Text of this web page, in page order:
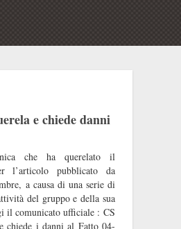
e chiede danni
che ha querelato il
l’articolo pubblicato da
a causa di una serie di
del gruppo e della sua
il comunicato ufficiale : CS
chiede i danni al Fatto 04-